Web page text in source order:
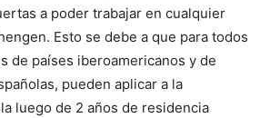
a poder trabajar en cualquier
Esto se debe a que para todos
de países iberoamericanos y de
pueden aplicar a la
luego de 2 años de residencia